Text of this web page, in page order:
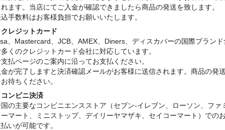
ます。当店にてご入金が確認できましたら商品の発送を致します。
手数料はお客様負担でお願いいたします。
レジットカード
、Mastercard、JCB、AMEX、Diners、ディスカバーの国際ブランド
くのクレジットカード会社に対応しています。
払ページのご案内に沿ってお支払ください。
が完了しますと決済確認メールがお客様に送信されます。商品の発
待ちください。
ンビニ決済
の主要なコンビニエンスストア（セブン-イレブン、ローソン、ファ
マート、ミニストップ、デイリーヤマザキ、セイコーマート）での
いが可能です。